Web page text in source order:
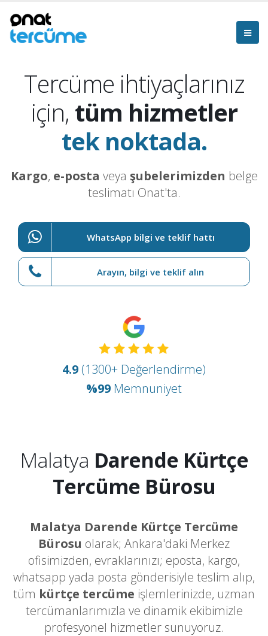
Tercüme ihtiyaçlarınız
için, tüm hizmetler
tek noktada.
Kargo, e-posta veya şubelerimizden belge
teslimatı Onat'ta.
WhatsApp bilgi ve teklif hattı
Arayın, bilgi ve teklif alın
4.9 (1300+ Değerlendirme)
%99 Memnuniyet
Malatya Darende Kürtçe
Tercüme Bürosu
Malatya Darende Kürtçe Tercüme
Bürosu olarak; Ankara'daki Merkez
ofisimizden, evraklarınızı; eposta, kargo,
whatsapp yada posta gönderisiyle teslim alıp,
tüm kürtçe tercüme işlemlerinizde, uzman
tercümanlarımızla ve dinamik ekibimizle
profesyonel hizmetler sunuyoruz.